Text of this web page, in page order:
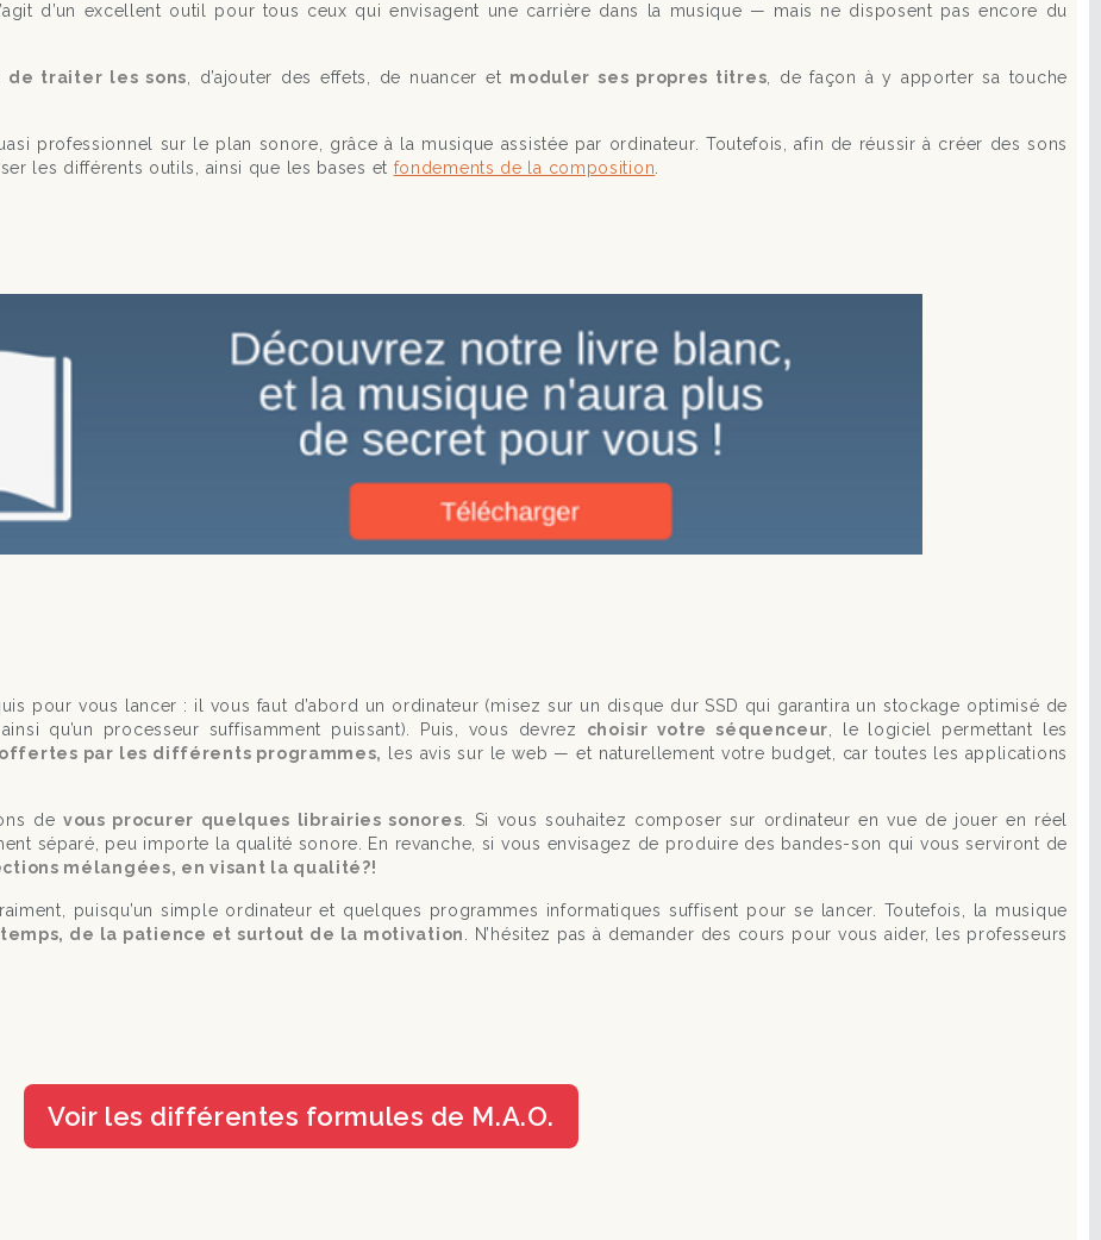
d’un excellent outil pour tous ceux qui envisagent une carrière dans la musique — mais ne disposent pas encore du
de traiter les sons , d’ajouter des effets, de nuancer et moduler ses propres titres , de façon à y apporter sa touche
professionnel sur le plan sonore, grâce à la musique assistée par ordinateur. Toutefois, afin de réussir à créer des sons
les différents outils, ainsi que les bases et fondements de la composition
pour vous lancer : il vous faut d’abord un ordinateur (misez sur un disque dur SSD qui garantira un stockage optimisé de
qu’un processeur suffisamment puissant). Puis, vous devrez choisir votre séquenceur , le logiciel permettant les
par les différents programmes,
les avis sur le web — et naturellement votre budget, car toutes les applications
de vous procurer quelques librairies sonores . Si vous souhaitez composer sur ordinateur en vue de jouer en réel
séparé, peu importe la qualité sonore. En revanche, si vous envisagez de produire des bandes-son qui vous serviront de
mélangées, en visant la qualité?!
puisqu’un simple ordinateur et quelques programmes informatiques suffisent pour se lancer. Toutefois, la musique
de la patience et surtout de la motivation
. N’hésitez pas à demander des cours pour vous aider, les professeurs
Voir les différentes formules de M.A.O.